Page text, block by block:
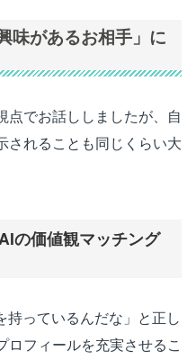
味があるお相手」に
点でお話ししましたが、自
されることも同じくらい大
の価値観マッチング
っているんだな」と正し
ロフィールを充実させるこ